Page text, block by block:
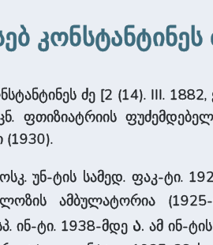
კონსტანტინეს
ძე [2 (14). III.
ფთიზიატრიის
უნ-ტის სამედ. ფაკ-ტი.
ამბულატორია
ინ-ტი. 1938-მდე ა. ამ ინ-